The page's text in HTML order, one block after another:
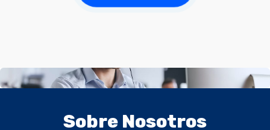
Sobre Nosotros